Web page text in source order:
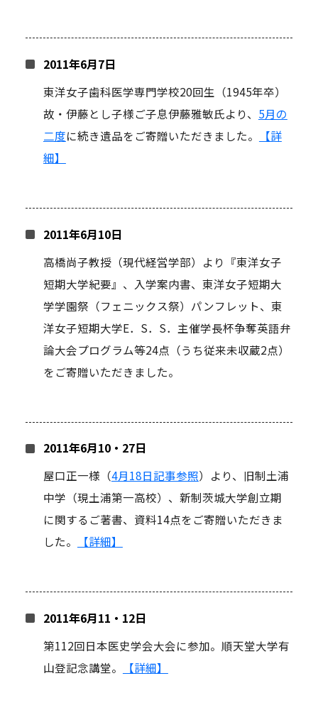
2011年6月7日
東洋女子歯科医学専門学校20回生（1945年卒）
故・伊藤とし子様ご子息伊藤雅敏氏より、 5月の
二度に続き遺品をご寄贈いただきました。
【詳
細】
2011年6月10日
高橋尚子教授（現代経営学部）より『東洋女子
短期大学紀要』、入学案内書、東洋女子短期大
学学園祭（フェニックス祭）パンフレット、東
洋女子短期大学E．S．S．主催学長杯争奪英語弁
論大会プログラム等24点（うち従来未収蔵2点）
をご寄贈いただきました。
2011年6月10・27日
屋口正一様（4月18日記事参照）より、旧制土浦
中学（現土浦第一高校）、新制茨城大学創立期
に関するご著書、資料14点をご寄贈いただきま
した。
【詳細】
2011年6月11・12日
第112回日本医史学会大会に参加。順天堂大学有
山登記念講堂。
【詳細】